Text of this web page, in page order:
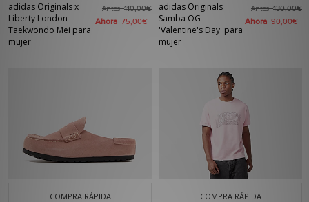
adidas Originals x
Liberty London
Taekwondo Mei para
mujer
Antes110,00€
Ahora 75,00€
adidas Originals
Samba OG
'Valentine's Day' para
mujer
Antes130,00€
Ahora 90,00€
COMPRA RÁPIDA COMPRA RÁPIDA